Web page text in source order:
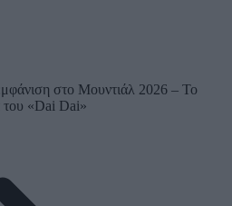
στο Μουντιάλ 2026 – Το
του «Dai Dai»